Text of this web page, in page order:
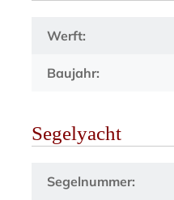
Werft:
Baujahr:
Segelyacht
Segelnummer: